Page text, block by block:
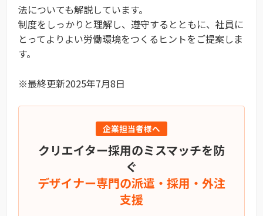
法についても解説しています。
制度をしっかりと理解し、遵守するとともに、社員に
とってよりよい労働環境をつくるヒントをご提案しま
す。
※最終更新2025年7月8日
企業担当者様へ
クリエイター採用のミスマッチを防
ぐ
デザイナー専門の派遣・採用・外注
支援